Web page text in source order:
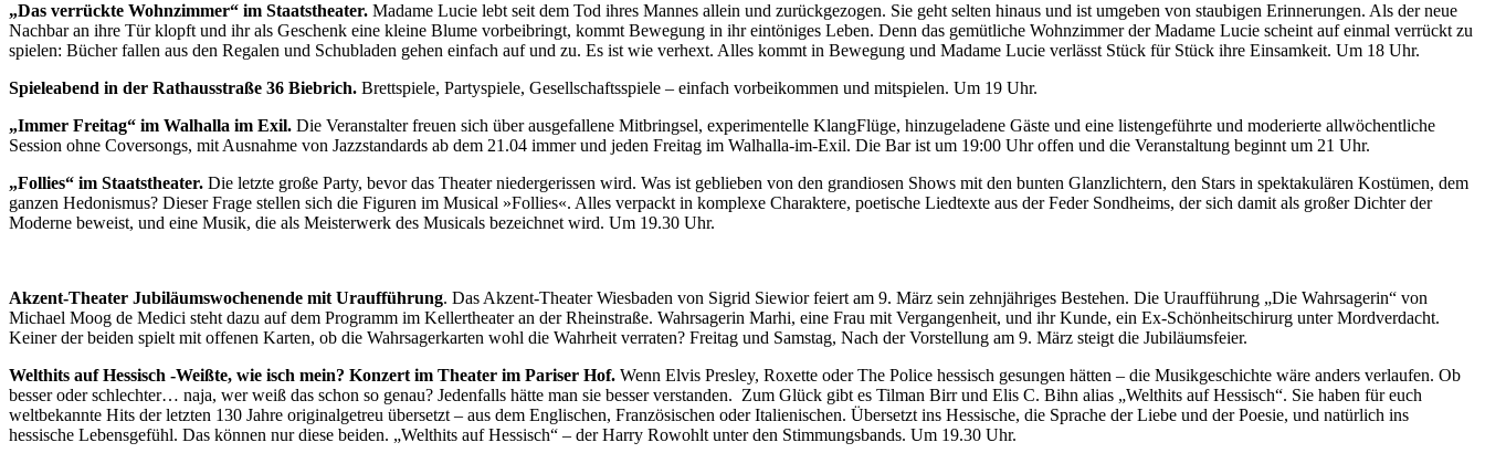
„Das verrückte Wohnzimmer“ im Staatstheater. Madame Lucie lebt seit dem Tod ihres Mannes allein und zurückgezogen. Sie geht selten hinaus und ist umgeben von staubigen Erinnerungen. Als der neue
Nachbar an ihre Tür klopft und ihr als Geschenk eine kleine Blume vorbeibringt, kommt Bewegung in ihr eintöniges Leben. Denn das gemütliche Wohnzimmer der Madame Lucie scheint auf einmal verrückt zu
spielen: Bücher fallen aus den Regalen und Schubladen gehen einfach auf und zu. Es ist wie verhext. Alles kommt in Bewegung und Madame Lucie verlässt Stück für Stück ihre Einsamkeit. Um 18 Uhr.
Spieleabend in der Rathausstraße 36 Biebrich. Brettspiele, Partyspiele, Gesellschaftsspiele – einfach vorbeikommen und mitspielen. Um 19 Uhr.
„Immer Freitag“ im Walhalla im Exil. Die Veranstalter freuen sich über ausgefallene Mitbringsel, experimentelle KlangFlüge, hinzugeladene Gäste und eine listengeführte und moderierte allwöchentliche
Session ohne Coversongs, mit Ausnahme von Jazzstandards ab dem 21.04 immer und jeden Freitag im Walhalla-im-Exil. Die Bar ist um 19:00 Uhr offen und die Veranstaltung beginnt um 21 Uhr.
„Follies“ im Staatstheater. Die letzte große Party, bevor das Theater niedergerissen wird. Was ist geblieben von den grandiosen Shows mit den bunten Glanzlichtern, den Stars in spektakulären Kostümen, dem
ganzen Hedonismus? Dieser Frage stellen sich die Figuren im Musical »Follies«. Alles verpackt in komplexe Charaktere, poetische Liedtexte aus der Feder Sondheims, der sich damit als großer Dichter der
Moderne beweist, und eine Musik, die als Meisterwerk des Musicals bezeichnet wird. Um 19.30 Uhr.
Akzent-Theater Jubiläumswochenende mit Uraufführung. Das Akzent-Theater Wiesbaden von Sigrid Siewior feiert am 9. März sein zehnjähriges Bestehen. Die Uraufführung „Die Wahrsagerin“ von
Michael Moog de Medici steht dazu auf dem Programm im Kellertheater an der Rheinstraße. Wahrsagerin Marhi, eine Frau mit Vergangenheit, und ihr Kunde, ein Ex-Schönheitschirurg unter Mordverdacht.
Keiner der beiden spielt mit offenen Karten, ob die Wahrsagerkarten wohl die Wahrheit verraten? Freitag und Samstag, Nach der Vorstellung am 9. März steigt die Jubiläumsfeier.
Welthits auf Hessisch -Weißte, wie isch mein? Konzert im Theater im Pariser Hof. Wenn Elvis Presley, Roxette oder The Police hessisch gesungen hätten – die Musikgeschichte wäre anders verlaufen. Ob
besser oder schlechter… naja, wer weiß das schon so genau? Jedenfalls hätte man sie besser verstanden. Zum Glück gibt es Tilman Birr und Elis C. Bihn alias „Welthits auf Hessisch“. Sie haben für euch
weltbekannte Hits der letzten 130 Jahre originalgetreu übersetzt – aus dem Englischen, Französischen oder Italienischen. Übersetzt ins Hessische, die Sprache der Liebe und der Poesie, und natürlich ins
hessische Lebensgefühl. Das können nur diese beiden. „Welthits auf Hessisch“ – der Harry Rowohlt unter den Stimmungsbands. Um 19.30 Uhr.